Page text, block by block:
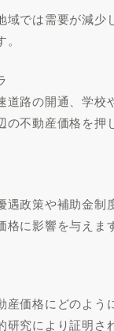
域では需要が減少
道路の開通、学校
の不動産価格を押
遇政策や補助金制
に影響を与えま
産価格にどのよう
究により証明さ